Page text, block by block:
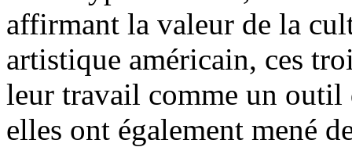
affirmant la valeur de la
artistique américain, ces
leur travail comme un outil
elles ont également mené